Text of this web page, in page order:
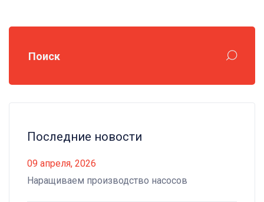
Поиск
Последние новости
09 апреля, 2026
Наращиваем производство насосов